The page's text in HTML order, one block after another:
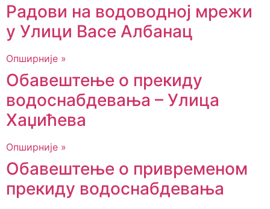
Радови на водоводној мрежи
у Улици Васе Албанац
Опширније »
Обавештење о прекиду
водоснабдевања – Улица
Хаџићева
Опширније »
Обавештење о привременом
прекиду водоснабдевања